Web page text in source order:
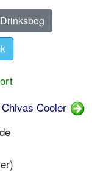
Cooler